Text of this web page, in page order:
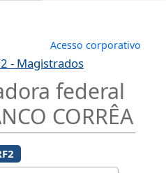
Menu de
Acesso corporativo
- Magistrados
federal
CORRÊA